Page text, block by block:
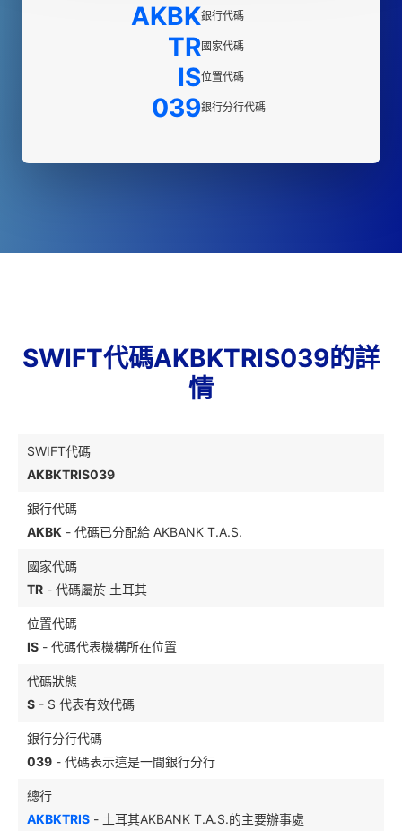
AKBK銀行代碼
TR國家代碼
IS位置代碼
039銀行分行代碼
SWIFT代碼AKBKTRIS039的詳
情
SWIFT代碼
AKBKTRIS039
銀行代碼
AKBK - 代碼已分配給 AKBANK T.A.S.
國家代碼
TR - 代碼屬於 土耳其
位置代碼
IS - 代碼代表機構所在位置
代碼狀態
S - S 代表有效代碼
銀行分行代碼
039 - 代碼表示這是一間銀行分行
總行
AKBKTRIS - 土耳其AKBANK T.A.S.的主要辦事處